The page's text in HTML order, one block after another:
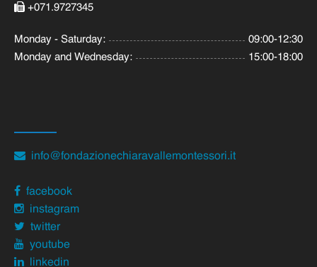
+071.9727345
Monday - Saturday:
09:00-12:30
Monday and Wednesday:
15:00-18:00
info@fondazionechiaravallemontessori.it
facebook
instagram
twitter
youtube
linkedin